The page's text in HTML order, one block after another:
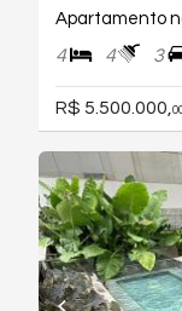
Apartamento
4 4 3
R$ 5.500.000,